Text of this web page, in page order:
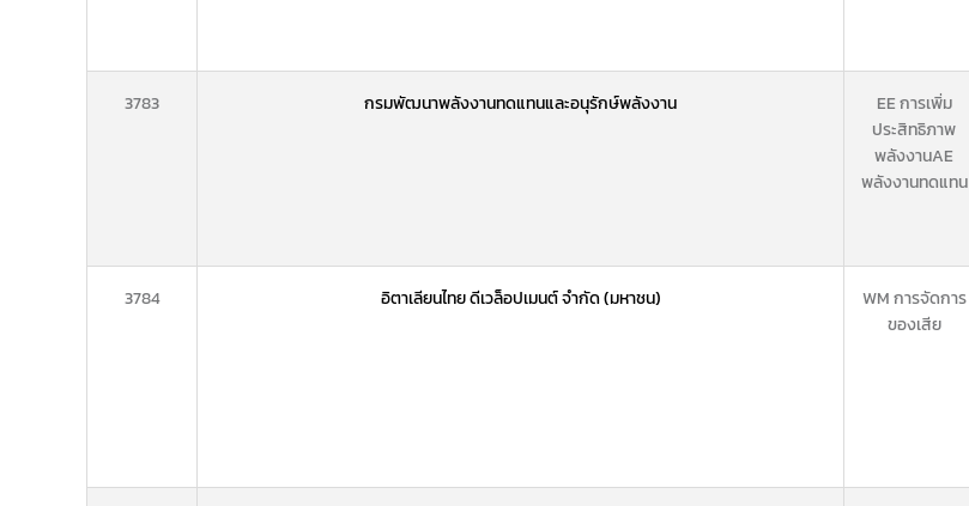
3783 กรมพัฒนาพลังงานทดแทนและอนุรักษ์พลังงาน
EE การเพิ่ม
ประสิทธิภาพ
พลังงานAE
พลังงานทดแทน
3784 อิตาเลียนไทย ดีเวล็อปเมนต์ จำกัด (มหาชน)
WM การจัดการ
ของเสีย